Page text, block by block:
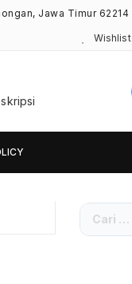
Jawa Timur 62214
Wishlist
Cari
untuk: